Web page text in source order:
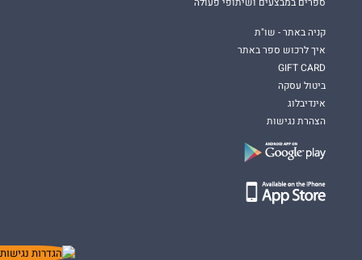
קניה באתר - שו"ת
איך לרכוש ספר באתר
GIFT CARD
ביטול עסקה
אינדיבלוג
הצהרת נגישות